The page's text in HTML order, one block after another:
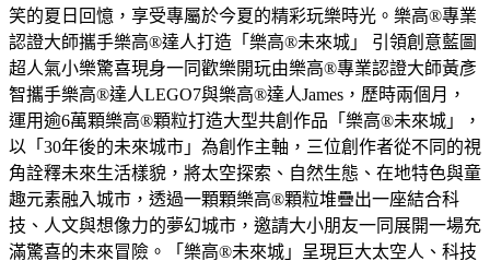
笑的夏日回憶，享受專屬於今夏的精彩玩樂時光。樂高®專業
認證大師攜手樂高®達人打造「樂高®未來城」 引領創意藍圖
超人氣小樂驚喜現身一同歡樂開玩由樂高®專業認證大師黃彥
智攜手樂高®達人LEGO7與樂高®達人James，歷時兩個月，
運用逾6萬顆樂高®顆粒打造大型共創作品「樂高®未來城」，
以「30年後的未來城市」為創作主軸，三位創作者從不同的視
角詮釋未來生活樣貌，將太空探索、自然生態、在地特色與童
趣元素融入城市，透過一顆顆樂高®顆粒堆疊出一座結合科
技、人文與想像力的夢幻城市，邀請大小朋友一同展開一場充
滿驚喜的未來冒險。「樂高®未來城」呈現巨大太空人、科技